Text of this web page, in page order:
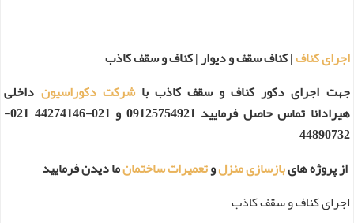
اجرای کناف| کناف سقف و دیوار | کناف و سقف کاذب
جهت اجرای دکور کناف و سقف کاذب باشرکت دکوراسیون داخلی
هیرادانا تماس حاصل فرمایید 09125754921 و 021-44274146 021-
44890732
از پروژه هایبازسازی منزلوتعمیرات ساختمانما دیدن فرمایید
اجرای کناف و سقف کاذب